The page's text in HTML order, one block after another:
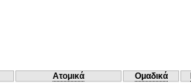
Ατομικά Ομαδικά